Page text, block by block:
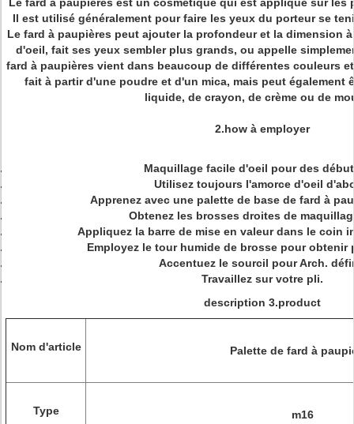
Il est utilisé généralement pour faire les yeux du porteur se
Le fard à paupières peut ajouter la profondeur et la dimension
d'oeil, fait ses yeux sembler plus grands, ou appelle
fard à paupières vient dans beaucoup de différentes couleurs
fait à partir d'une poudre et d'un mica, mais peut également
liquide, de crayon, de crème ou de
2.how à employer
Maquillage facile d'oeil pour des
Utiliseztoujours l'amorce d'oeil
Apprenez avec une palette de base de fard à
Obtenez les brosses droites de
Appliquez la barre de mise en valeur dans le coin
Employezle tour humide de brosse pour obtenir
Accentuez le sourcil pour Arch.
Travaillez sur votre pli.
description 3.product
Nom d'article Palette de fard à
Type m16